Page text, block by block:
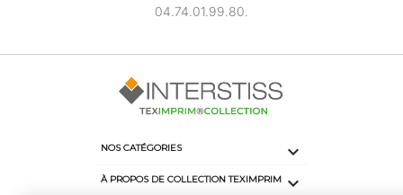
04.74.01.99.80.
NOS CATÉGORIES 
À PROPOS DE COLLECTION TEXIMPRIM 